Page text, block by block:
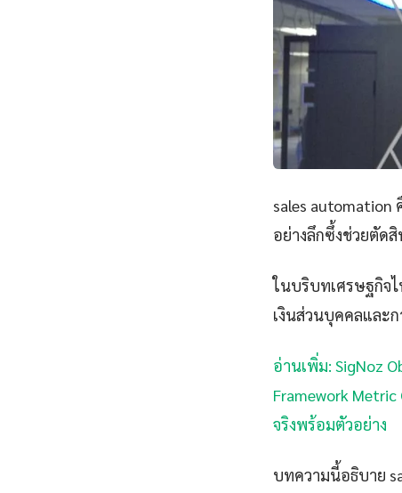
sales automation
อย่างลึกซึ้งช่วยตัดสิ
ในบริบทเศรษฐกิจ
เงินส่วนบุคคลและ
อ่านเพิ่ม: SigNoz
Framework Metric
จริงพร้อมตัวอย่าง
บทความนี้อธิบาย